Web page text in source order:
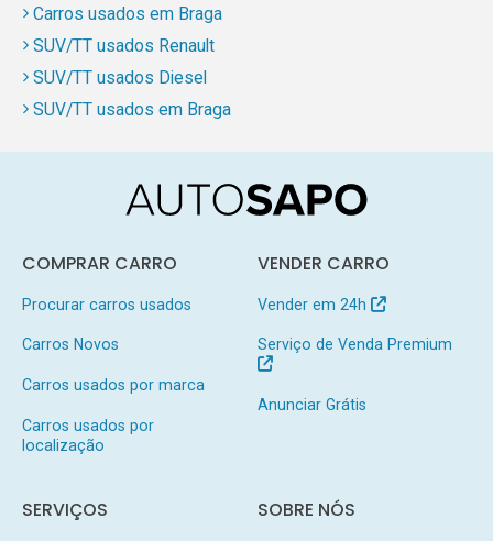
Carros usados em Braga
SUV/TT usados Renault
SUV/TT usados Diesel
SUV/TT usados em Braga
COMPRAR CARRO
Procurar carros usados
Carros Novos
Carros usados por marca
Carros usados por
localização
VENDER CARRO
Vender em 24h
Serviço de Venda Premium
Anunciar Grátis
SERVIÇOS SOBRE NÓS